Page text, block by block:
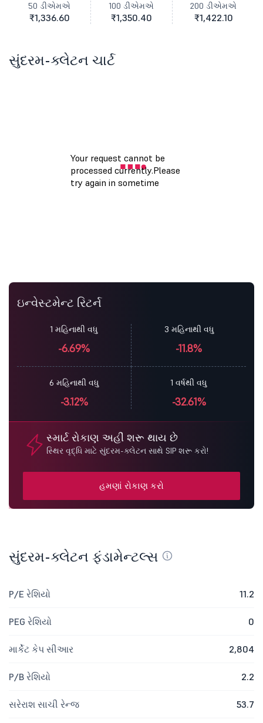
50 ડીએમએ
₹1,336.60
100 ડીએમએ
₹1,350.40
200 ડીએમએ
₹1,422.10
સુંદરમ-ક્લેટન ચાર્ટ
ઇન્વેસ્ટમેન્ટ રિટર્ન
1 મહિનાથી વધુ
-6.69%
3 મહિનાથી વધુ
-11.8%
6 મહિનાથી વધુ
-3.12%
1 વર્ષથી વધુ
-32.61%
સ્માર્ટ રોકાણ અહીં શરૂ થાય છે
સ્થિર વૃદ્ધિ માટે સુંદરમ-ક્લેટન સાથે SIP શરૂ કરો!
હમણાં રોકાણ કરો
સુંદરમ-ક્લેટન ફંડામેન્ટલ્સ
P/E રેશિયો 11.2
PEG રેશિયો 0
માર્કેટ કેપ સીઆર 2,804
P/B રેશિયો 2.2
સરેરાશ સાચી રેન્જ 53.7